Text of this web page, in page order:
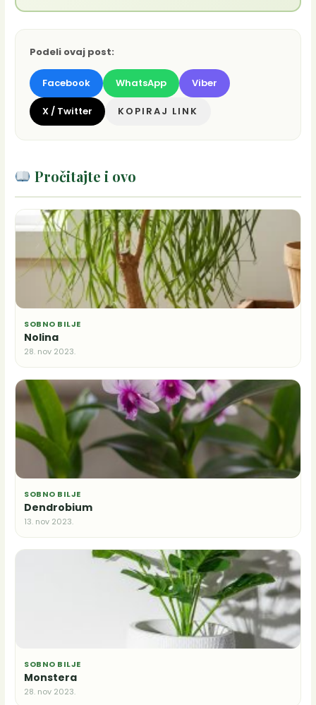
Podeli ovaj post:
Facebook WhatsApp Viber
X / Twitter KOPIRAJ LINK
Pročitajte i ovo
SOBNO BILJE
Nolina
28. nov 2023.
SOBNO BILJE
Dendrobium
13. nov 2023.
SOBNO BILJE
Monstera
28. nov 2023.